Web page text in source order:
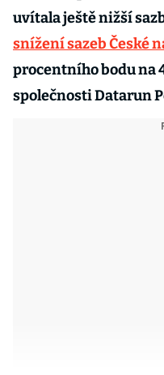
uvítala ještě nižší
snížení sazeb České
procentního bodu na
společnosti Datarun